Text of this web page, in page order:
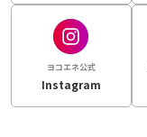
ヨコエネ公式
Instagram